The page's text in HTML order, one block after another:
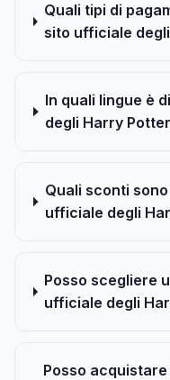
Quali tipi di
sito ufficiale
In quali lingue è
degli Harry
Quali sconti
ufficiale degli
Posso scegliere
ufficiale degli
Posso